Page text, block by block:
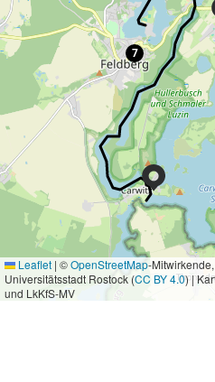
7
Leaflet | ©OpenStreetMap-
Universitätsstadt Rostock (CC BY 4.0) |
und LkKfS-MV